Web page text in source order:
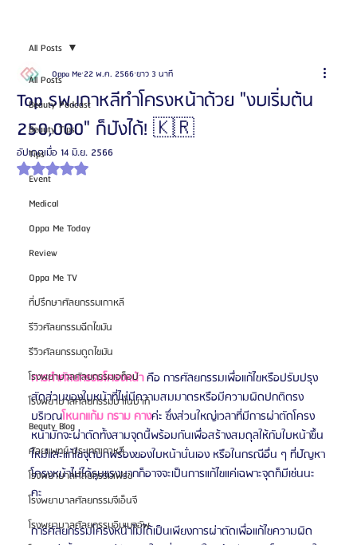
All Posts
Beauty Podcast
Beauty Tips
Tips
Event
Medical
Oppa Me Today
Review
Oppa Me TV
ที่ปรึกษาศัลยกรรมเกาหลี
รีวิวศัลยกรรมฉีดไขมัน
รีวิวศัลยกรรมดูดไขมัน
โรงพยาบาลศัลยกรรมเอท็อป
โรงพยาบาลศัลยกรรมบาโนบากิ
Beauty Blog
ศัลยแพทย์ ประเทศเกาหลี
โรงพยาบาลศัลยกรรมเฟรช
โรงพยาบาลศัลยกรรมจีเอ็นจี
โรงพยาบาลศัลยกรรมอิมเมจอัพ
All Posts
Top รพ.เกาหลีทำโครงหน้าด้วย "งบเริ่มต้น
250,000" ก็ปังได้! 🇰🇷
Oppa Me22 พ.ค. 2566ยาว 3 นาที
อัปเดตเมื่อ 14 มิ.ย. 2566
ได้รับ NaN เต็ม 5 ดาว
การทำศัลยกรรมโครงหน้า คือ การศัลยกรรมเพื่อแก้ไขหรือปรับปรุง
สัดส่วนของใบหน้าที่ไม่มีความสมมาตรหรือมีความผิดปกติตรง
บริเวณโหนกแก้ม กราม คางค่ะ ซึ่งส่วนใหญ่เวลาที่มีการผ่าตัดโครง
หน้ามักจะผ่าตัดทั้งสามจุดนี้พร้อมกันเพื่อสร้างสมดุลให้กับใบหน้าขึ้น
ใหม่และแก้ไขจุดบกพร่องของใบหน้านั่นเอง หรือในกรณีอื่น ๆ ที่ปัญหา
โครงหน้าไม่ได้รุนแรงมากก็อาจจะเป็นการแก้ไขแค่เฉพาะจุดก็มีเช่นนะ
คะ
การศัลยกรรมโครงหน้าไม่ได้เป็นเพียงการผ่าตัดเพื่อแก้ไขความผิด